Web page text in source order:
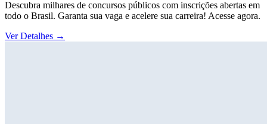
Descubra milhares de concursos públicos com inscrições abertas em
todo o Brasil. Garanta sua vaga e acelere sua carreira! Acesse agora.
Ver Detalhes →